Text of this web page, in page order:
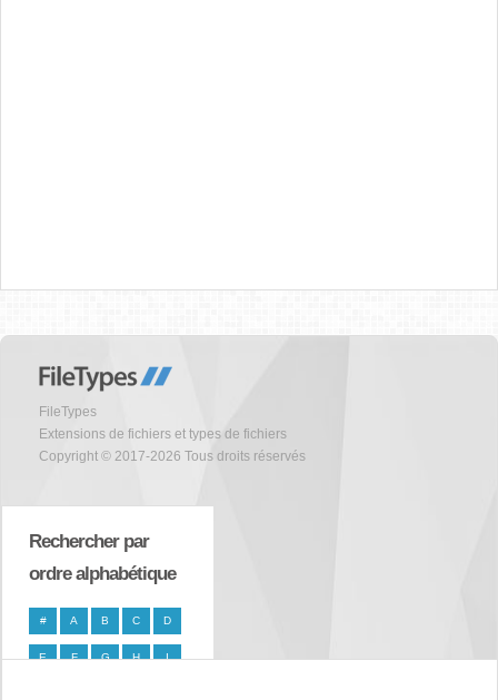
FileTypes
Extensions de fichiers et types de fichiers
Copyright © 2017-2026 Tous droits réservés
Rechercher par
ordre alphabétique
# A B C D
E F G H I